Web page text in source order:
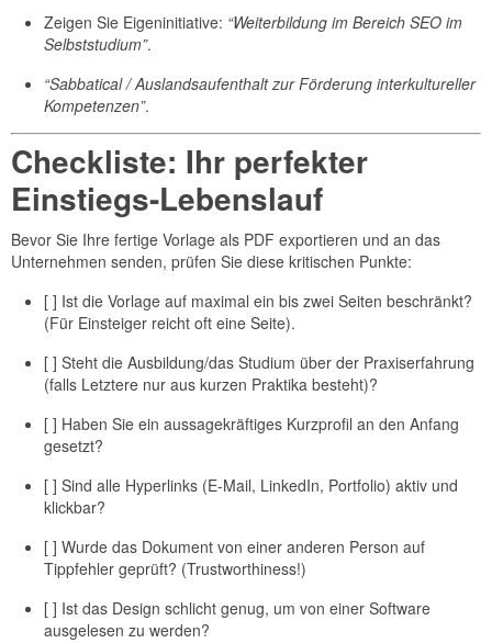
Zeigen Sie Eigeninitiative: “Weiterbildung im Bereich SEO im
Selbststudium”.
“Sabbatical / Auslandsaufenthalt zur Förderung interkultureller
Kompetenzen”.
Checkliste: Ihr perfekter
Einstiegs-Lebenslauf
Bevor Sie Ihre fertige Vorlage als PDF exportieren und an das
Unternehmen senden, prüfen Sie diese kritischen Punkte:
[ ] Ist die Vorlage auf maximal ein bis zwei Seiten beschränkt?
(Für Einsteiger reicht oft eine Seite).
[ ] Steht die Ausbildung/das Studium über der Praxiserfahrung
(falls Letztere nur aus kurzen Praktika besteht)?
[ ] Haben Sie ein aussagekräftiges Kurzprofil an den Anfang
gesetzt?
[ ] Sind alle Hyperlinks (E-Mail, LinkedIn, Portfolio) aktiv und
klickbar?
[ ] Wurde das Dokument von einer anderen Person auf
Tippfehler geprüft? (Trustworthiness!)
[ ] Ist das Design schlicht genug, um von einer Software
ausgelesen zu werden?